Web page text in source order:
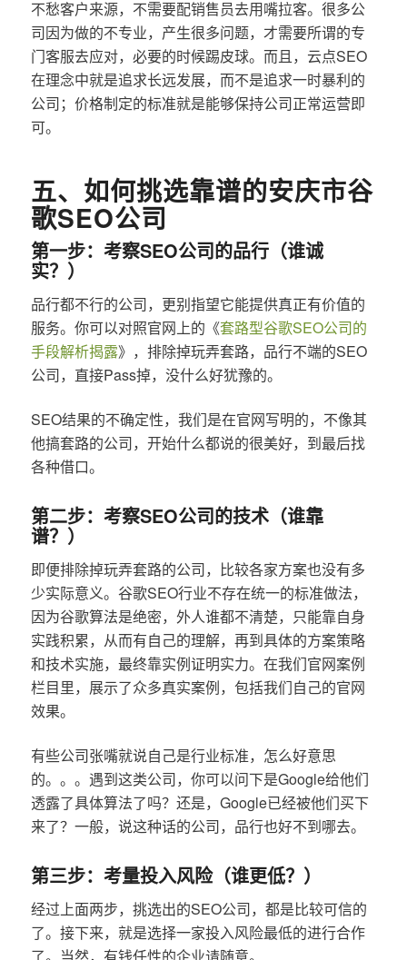
不愁客户来源，不需要配销售员去用嘴拉客。很多公
司因为做的不专业，产生很多问题，才需要所谓的专
门客服去应对，必要的时候踢皮球。而且，云点SEO
在理念中就是追求长远发展，而不是追求一时暴利的
公司；价格制定的标准就是能够保持公司正常运营即
可。
五、如何挑选靠谱的安庆市谷
歌SEO公司
第一步：考察SEO公司的品行（谁诚
实？）
品行都不行的公司，更别指望它能提供真正有价值的
服务。你可以对照官网上的《套路型谷歌SEO公司的
手段解析揭露》，排除掉玩弄套路，品行不端的SEO
公司，直接Pass掉，没什么好犹豫的。
SEO结果的不确定性，我们是在官网写明的，不像其
他搞套路的公司，开始什么都说的很美好，到最后找
各种借口。
第二步：考察SEO公司的技术（谁靠
谱？）
即便排除掉玩弄套路的公司，比较各家方案也没有多
少实际意义。谷歌SEO行业不存在统一的标准做法，
因为谷歌算法是绝密，外人谁都不清楚，只能靠自身
实践积累，从而有自己的理解，再到具体的方案策略
和技术实施，最终靠实例证明实力。在我们官网案例
栏目里，展示了众多真实案例，包括我们自己的官网
效果。
有些公司张嘴就说自己是行业标准，怎么好意思
的。。。遇到这类公司，你可以问下是Google给他们
透露了具体算法了吗？还是，Google已经被他们买下
来了？一般，说这种话的公司，品行也好不到哪去。
第三步：考量投入风险（谁更低？）
经过上面两步，挑选出的SEO公司，都是比较可信的
了。接下来，就是选择一家投入风险最低的进行合作